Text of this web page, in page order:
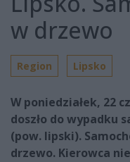
w drzewo
Region Lipsko
W poniedziałek, 22
doszło do wypadku
(pow. lipski).
drzewo. Kierowca